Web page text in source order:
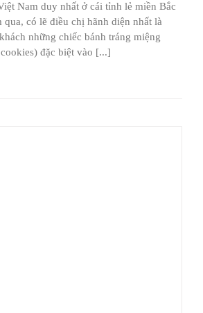
Nam duy nhất ở cái tỉnh lẻ miền Bắc
có lẽ điều chị hãnh diện nhất là
những chiếc bánh tráng miệng
đặc biệt vào [...]